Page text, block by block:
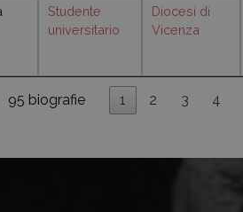
Studente
universitario
Diocesi di
Vicenza
95 biografie 1 2 3 4